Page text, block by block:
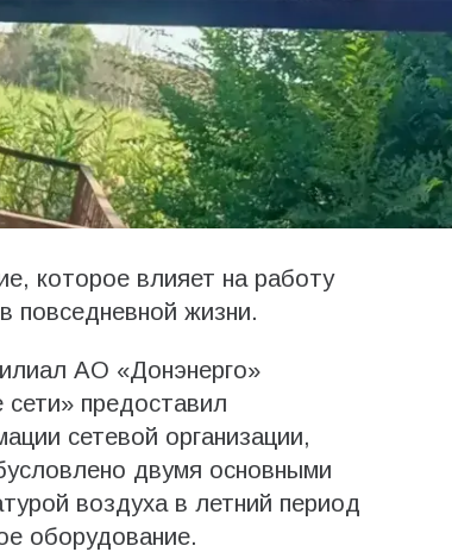
которое влияет на работу
повседневной жизни.
АО «Донэнерго»
предоставил
сетевой организации,
двумя основными
воздуха в летний период
оборудование.